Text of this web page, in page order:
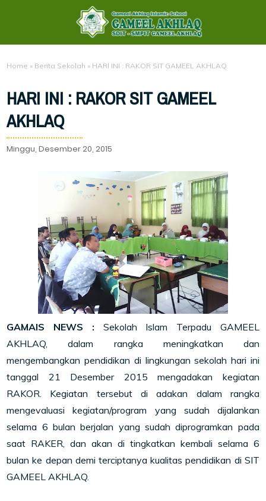
Home » Berita Sekolah » HARI INI : RAKOR SIT GAMEEL AKHLAQ
HARI INI : RAKOR SIT GAMEEL
AKHLAQ
Minggu, Desember 20, 2015
GAMAIS NEWS : Sekolah Islam Terpadu GAMEEL
AKHLAQ, dalam rangka meningkatkan dan
mengembangkan pendidikan di lingkungan sekolah hari ini
tanggal 21 Desember 2015 mengadakan kegiatan
RAKOR. Kegiatan tersebut di adakan dalam rangka
mengevaluasi kegiatan/program yang sudah dijalankan
selama 6 bulan berjalan yang sudah diprogramkan pada
saat RAKER, dan akan di tingkatkan kembali selama 6
bulan ke depan demi terciptanya kualitas pendidikan di SIT
GAMEEL AKHLAQ.